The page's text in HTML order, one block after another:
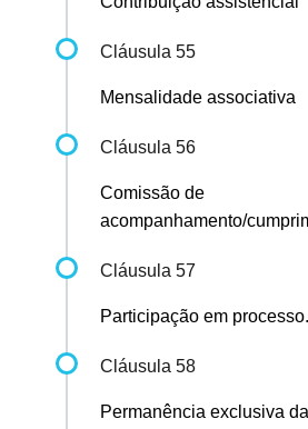
Cláusula 55
Mensalidade associativa
Cláusula 56
Comissão de
acompanhamento/
Cláusula 57
Participação em
Cláusula 58
Permanência exclusiva